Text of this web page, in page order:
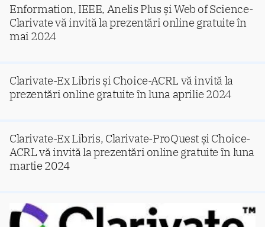
Enformation, IEEE, Anelis Plus și Web of Science-
Clarivate vă invită la prezentări online gratuite în
mai 2024
Clarivate-Ex Libris și Choice-ACRL vă invită la
prezentări online gratuite în luna aprilie 2024
Clarivate-Ex Libris, Clarivate-ProQuest și Choice-
ACRL vă invită la prezentări online gratuite în luna
martie 2024